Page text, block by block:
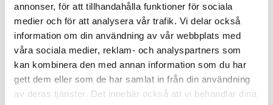
annonser, för att tillhandahålla funktioner för sociala
medier och för att analysera vår trafik. Vi delar också
information om din användning av vår webbplats med
våra sociala medier, reklam- och analyspartners som
kan kombinera den med annan information som du har
gett dem eller som de har samlat in från din användning
av deras tjänster. Det innebär också att vi behandlar dina
Det här ingår i ett dealrum:
Obegränsade användare
Upp till 100 GB lagring
Full produkt: datarum, DD, Q&A, action plan